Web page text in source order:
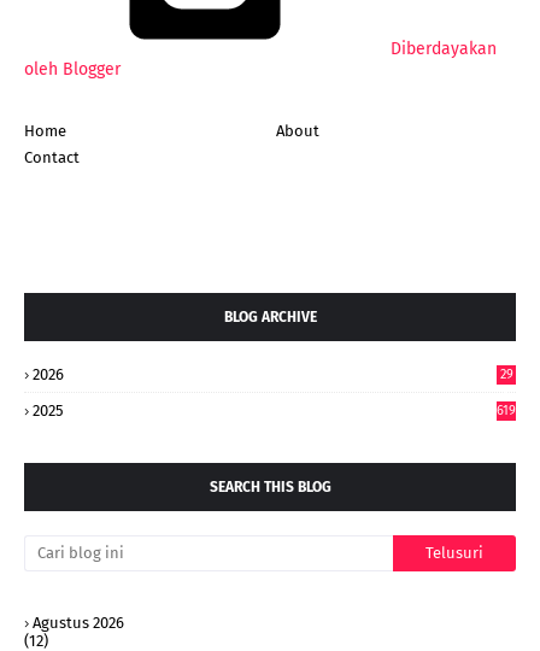
Diberdayakan
oleh Blogger
Home
About
Contact
BLOG ARCHIVE
2026
29
2025 619
SEARCH THIS BLOG
Agustus 2026
(12)